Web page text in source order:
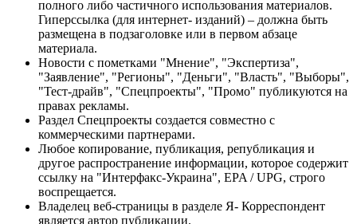
полного либо частичного использования материалов.
Гиперссылка (для интернет- изданий) – должна быть
размещена в подзаголовке или в первом абзаце
материала.
Новости с пометками "Мнение", "Экспертиза",
"Заявление", "Регионы", "Деньги", "Власть", "Выборы",
"Тест-драйв", "Спецпроекты", "Промо" публикуются на
правах рекламы.
Раздел Спецпроекты создается совместно с
коммерческими партнерами.
Любое копирование, публикация, републикация и
другое распространение информации, которое содержит
ссылку на "Интерфакс-Украина", EPA / UPG, строго
воспрещается.
Владелец веб-страницы в разделе Я- Корреспондент
является автор публикации.